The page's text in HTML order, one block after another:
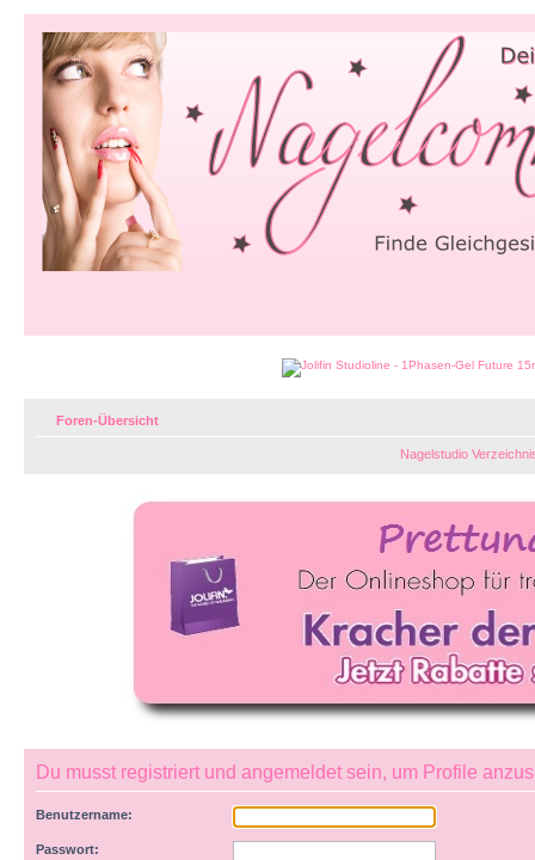
Foren-Übersicht
Nagelstudio
Du musst registriert und angemeldet sein, um Profile
Benutzername:
Passwort: